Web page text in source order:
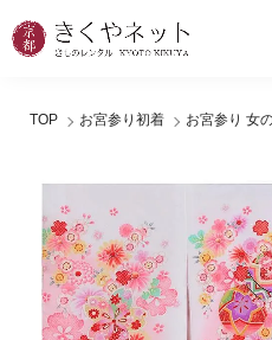
TOP お宮参り初着 お宮参り 女